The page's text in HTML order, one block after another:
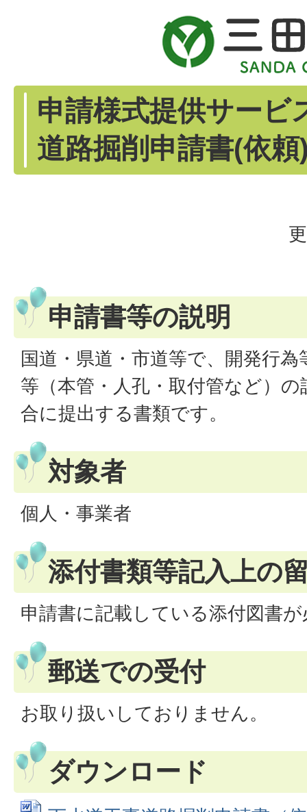
申請様式提供サービ
道路掘削申請書(依頼
申請書等の説明
国道・県道・市道等で、開発行
等（本管・人孔・取付管など）
合に提出する書類です。
対象者
個人・事業者
添付書類等記入上の
申請書に記載している添付図書
郵送での受付
お取り扱いしておりません。
ダウンロード